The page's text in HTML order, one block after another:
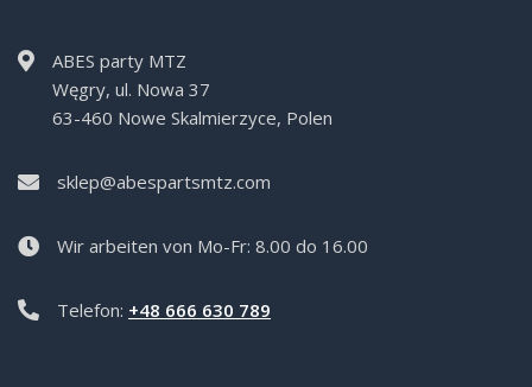
ABES party MTZ
Węgry, ul. Nowa 37
63-460 Nowe Skalmierzyce, Polen
sklep@abespartsmtz.com
Wir arbeiten von Mo-Fr: 8.00 do 16.00
Telefon: +48 666 630 789